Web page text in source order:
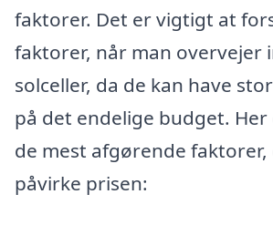
faktorer. Det er vigtigt at
faktorer, når man overvejer
solceller, da de kan have
på det endelige budget.
de mest afgørende faktorer,
påvirke prisen: